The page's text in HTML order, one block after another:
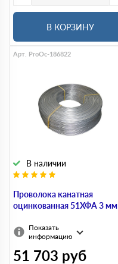
В КОРЗИНУ
Проволока канатная
оцинкованная 51ХФА 3 мм
В наличии
Арт. ProOc-186822
Показать
информацию
51 703 руб